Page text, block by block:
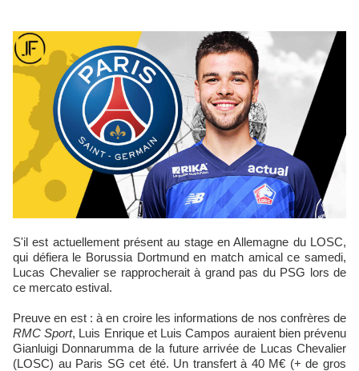
S'il est actuellement présent au stage en Allemagne du LOSC,
qui défiera le Borussia Dortmund en match amical ce samedi,
Lucas Chevalier se rapprocherait à grand pas du PSG lors de
ce mercato estival.
Preuve en est : à en croire les informations de nos confrères de
RMC Sport, Luis Enrique et Luis Campos auraient bien prévenu
Gianluigi Donnarumma de la future arrivée de Lucas Chevalier
(LOSC) au Paris SG cet été. Un transfert à 40 M€ (+ de gros